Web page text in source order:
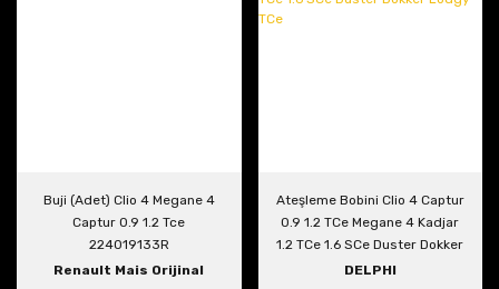
Buji (Adet) Clio 4 Megane 4
Captur 0.9 1.2 Tce
224019133R
Renault Mais Orijinal
Ateşleme Bobini Clio 4 Captur
0.9 1.2 TCe Megane 4 Kadjar
1.2 TCe 1.6 SCe Duster Dokker
Lodgy TCe
DELPHI